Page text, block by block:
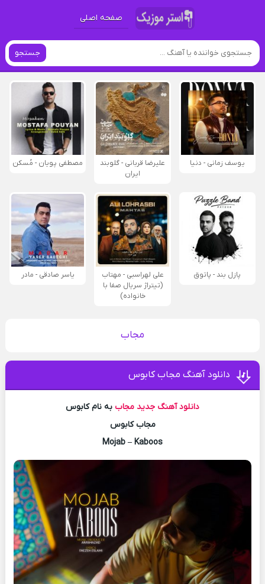
صفحه اصلی
جستجو
یوسف زمانی - دنیا
علیرضا قربانی - گلوبند
ایران
مصطفی پویان - مُسکن
پازل بند - پاتوق
علی لهراسبی - مهتاب
(تیتراژ سریال صفا با
خانواده)
یاسر صادقی - مادر
مجاب
دانلود آهنگ مجاب کابوس
دانلود آهنگ جدید مجاب به نام کابوس
مجاب کابوس
Mojab – Kaboos